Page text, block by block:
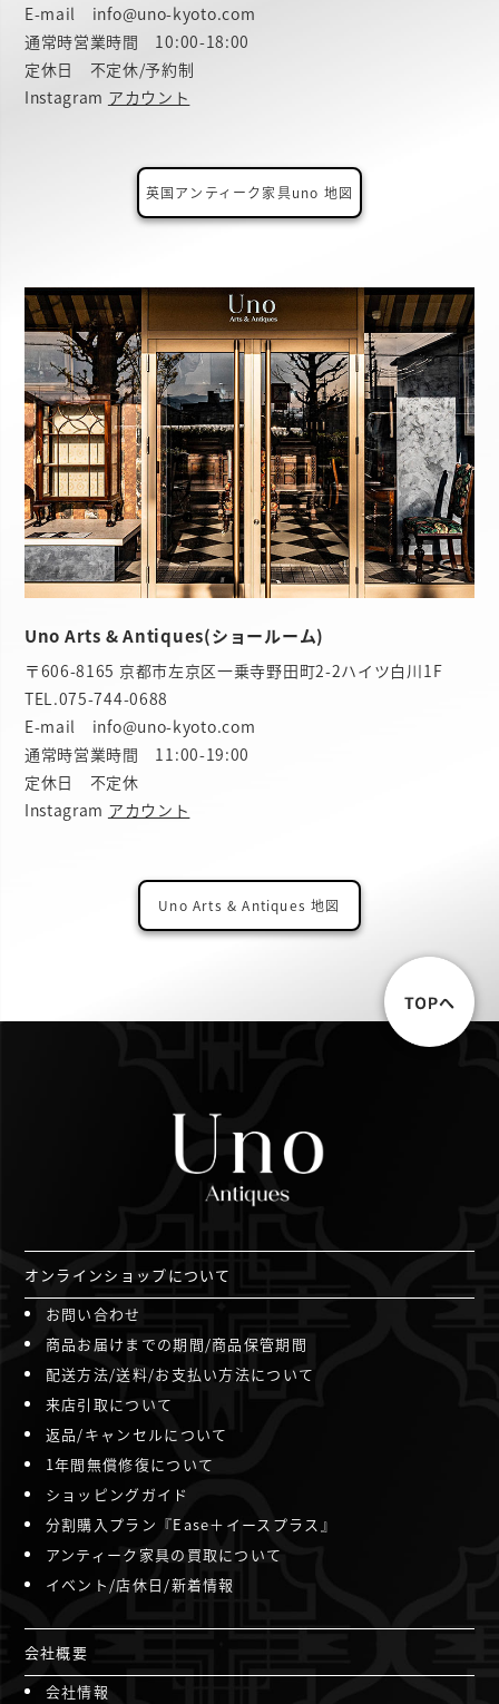
E-mail info@uno-kyoto.com
通常時営業時間 10:00-18:00
定休日 不定休/予約制
Instagram アカウント
英国アンティーク家具uno 地図
Uno Arts & Antiques(ショールーム)
〒606-8165 京都市左京区一乗寺野田町2-2ハイツ白川1F
TEL.075-744-0688
E-mail info@uno-kyoto.com
通常時営業時間 11:00-19:00
定休日 不定休
Instagram アカウント
Uno Arts & Antiques 地図
オンラインショップについて
お問い合わせ
商品お届けまでの期間/商品保管期間
配送方法/送料/お支払い方法について
来店引取について
返品/キャンセルについて
1年間無償修復について
ショッピングガイド
分割購入プラン『Ease＋イースプラス』
アンティーク家具の買取について
イベント/店休日/新着情報
会社概要
会社情報